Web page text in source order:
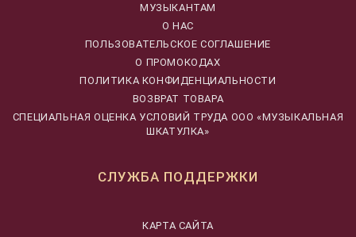
МУЗЫКАНТАМ
О НАС
ПОЛЬЗОВАТЕЛЬСКОЕ СОГЛАШЕНИЕ
О ПРОМОКОДАХ
ПОЛИТИКА КОНФИДЕНЦИАЛЬНОСТИ
ВОЗВРАТ ТОВАРА
CПЕЦИАЛЬНАЯ ОЦЕНКА УСЛОВИЙ ТРУДА ООО «МУЗЫКАЛЬНАЯ
ШКАТУЛКА»
СЛУЖБА ПОДДЕРЖКИ
КАРТА САЙТА